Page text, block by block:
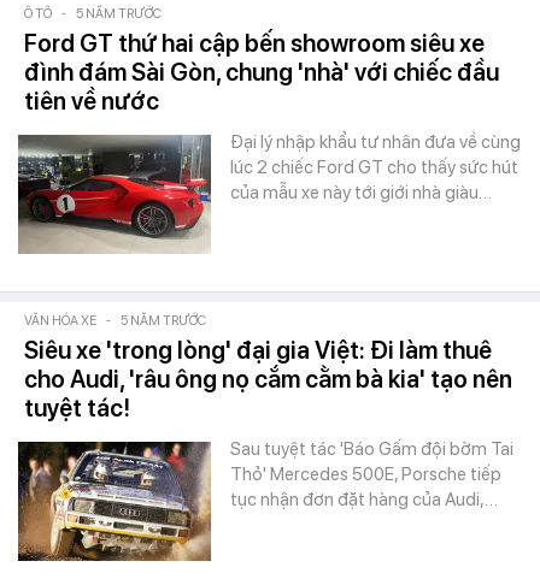
Ô TÔ - 5 NĂM TRƯỚC
Ford GT thứ hai cập bến showroom siêu xe
đình đám Sài Gòn, chung 'nhà' với chiếc đầu
tiên về nước
Đại lý nhập khẩu tư nhân đưa về cùng
lúc 2 chiếc Ford GT cho thấy sức hút
của mẫu xe này tới giới nhà giàu…
VĂN HÓA XE - 5 NĂM TRƯỚC
Siêu xe 'trong lòng' đại gia Việt: Đi làm thuê
cho Audi, 'râu ông nọ cắm cằm bà kia' tạo nên
tuyệt tác!
Sau tuyệt tác 'Báo Gấm đội bờm Tai
Thỏ' Mercedes 500E, Porsche tiếp
tục nhận đơn đặt hàng của Audi,…